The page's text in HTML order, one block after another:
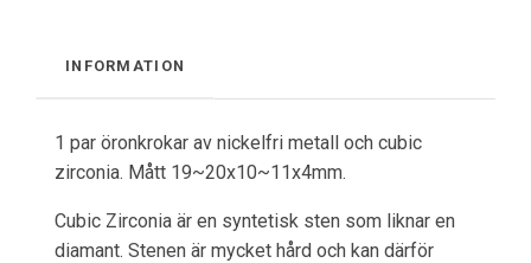
INFORMATION
1 par öronkrokar av nickelfri metall och cubic
zirconia. Mått 19~20x10~11x4mm.
Cubic Zirconia är en syntetisk sten som liknar en
diamant. Stenen är mycket hård och kan därför